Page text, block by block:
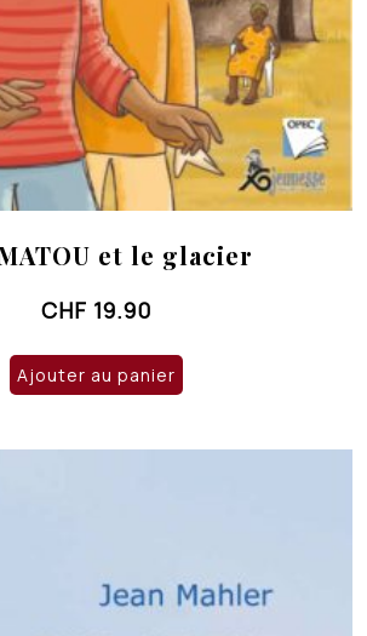
et le glacier
CHF 19.90
Ajouter au panier